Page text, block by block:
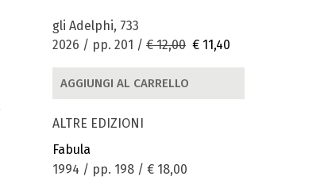
gli Adelphi, 733
2026 / pp. 201 / € 12,00 € 11,40
AGGIUNGI AL CARRELLO
ALTRE EDIZIONI
Fabula
1994 / pp. 198 / € 18,00